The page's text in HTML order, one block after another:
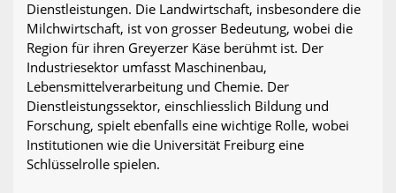
Dienstleistungen. Die Landwirtschaft, insbesondere die
Milchwirtschaft, ist von grosser Bedeutung, wobei die
Region für ihren Greyerzer Käse berühmt ist. Der
Industriesektor umfasst Maschinenbau,
Lebensmittelverarbeitung und Chemie. Der
Dienstleistungssektor, einschliesslich Bildung und
Forschung, spielt ebenfalls eine wichtige Rolle, wobei
Institutionen wie die Universität Freiburg eine
Schlüsselrolle spielen.